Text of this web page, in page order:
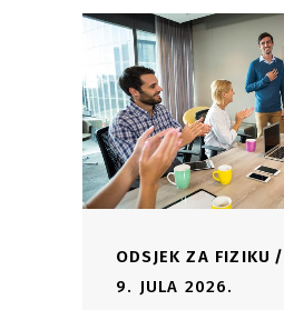
ODSJEK ZA FIZIKU
9. JULA 2026.